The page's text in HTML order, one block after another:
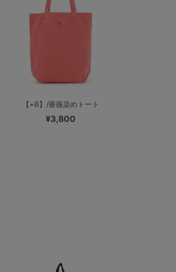
【+B】/薔薇染めトート
¥3,800